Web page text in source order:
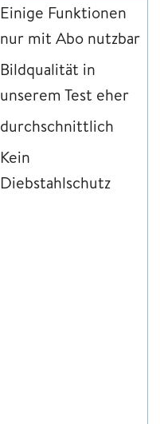
Einige Funktionen
nur mit Abo nutzbar
Bildqualität in
unserem Test eher
durchschnittlich
Kein
Diebstahlschutz